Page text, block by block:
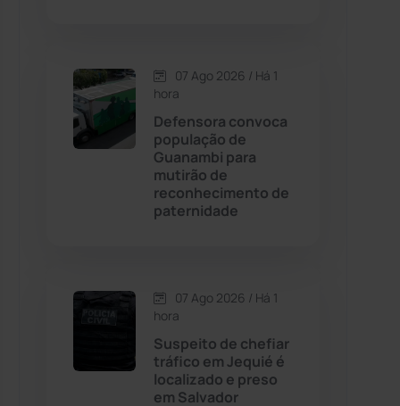
Cordeiros
Dom Basílio
(1235)
Érico Cardoso
(522)
07 Ago 2026 / Há 1
hora
Defensora convoca
população de
Guanambi para
mutirão de
reconhecimento de
paternidade
07 Ago 2026 / Há 1
hora
Suspeito de chefiar
tráfico em Jequié é
localizado e preso
em Salvador